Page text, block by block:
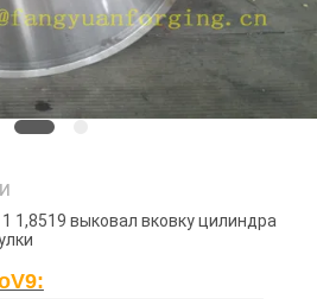
1,8519 выковал вковку цилиндра